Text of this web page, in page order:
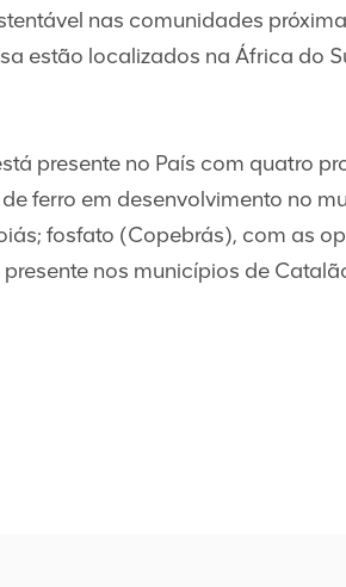
nas comunidades
estão localizados na África do
presente no País com quatro
ferro em desenvolvimento no
fosfato (Copebrás), com as
nos municípios de